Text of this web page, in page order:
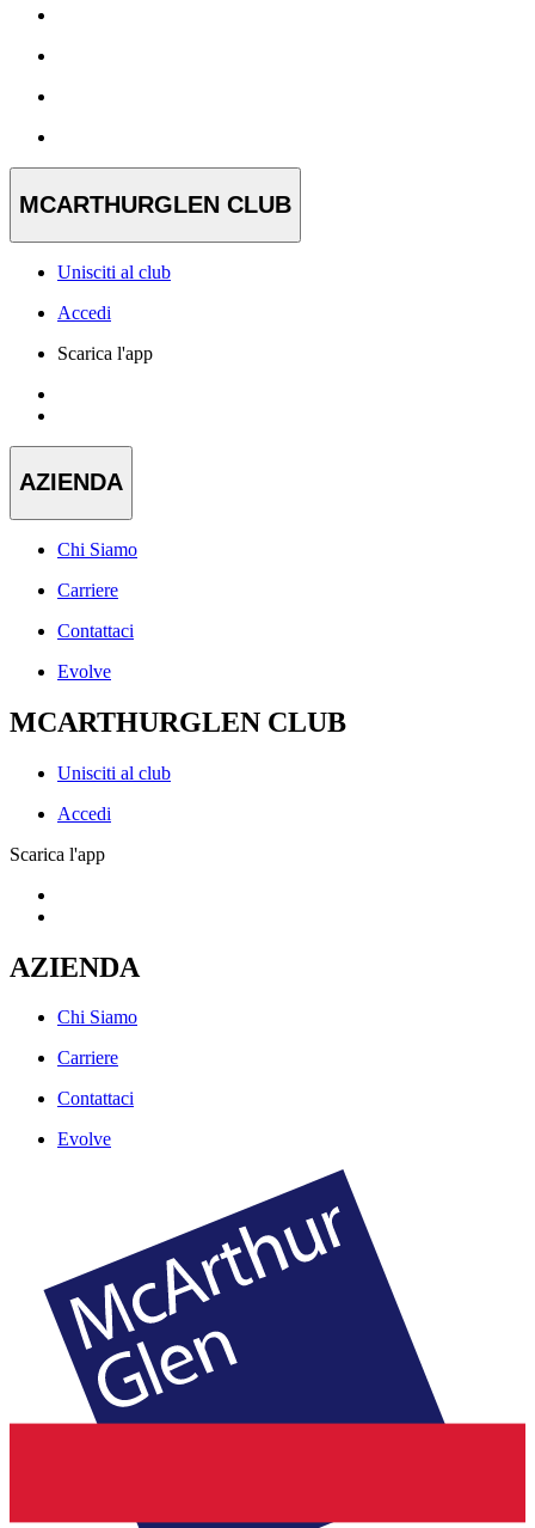
MCARTHURGLEN CLUB
Unisciti al club
Accedi
Scarica l'app
AZIENDA
Chi Siamo
Carriere
Contattaci
Evolve
MCARTHURGLEN CLUB
Unisciti al club
Accedi
Scarica l'app
AZIENDA
Chi Siamo
Carriere
Contattaci
Evolve